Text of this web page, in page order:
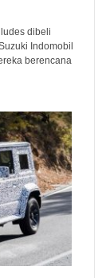
dibeli
Indomobil
berencana